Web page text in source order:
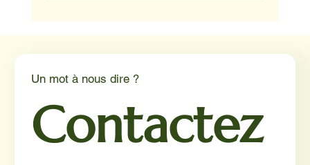
Un mot à nous dire ?
Contactez